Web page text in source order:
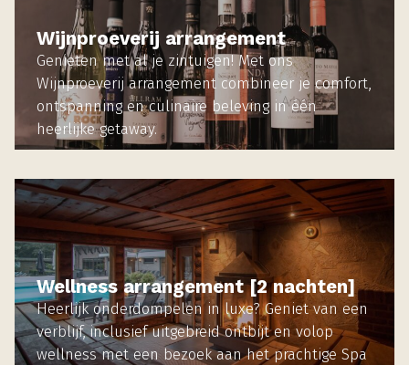
Wijnproeverij arrangement
Genieten met al je zintuigen! Met ons
Wijnproeverij arrangement combineer je comfort,
ontspanning en culinaire beleving in één
heerlijke getaway.
Wellness arrangement [2 nachten]
Heerlijk onderdompelen in luxe? Geniet van een
verblijf, inclusief uitgebreid ontbijt en volop
wellness met een bezoek aan het prachtige Spa